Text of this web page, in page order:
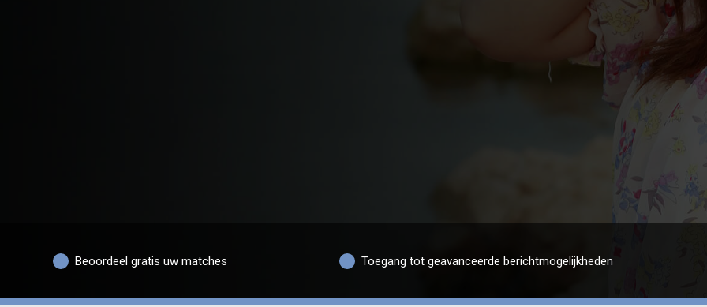
Beoordeel gratis uw matches Toegang tot geavanceerde berichtmogelijkheden